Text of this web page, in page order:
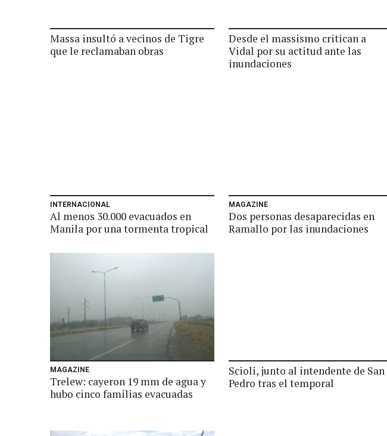
Massa insultó a vecinos de Tigre
que le reclamaban obras
Desde el massismo critican a
Vidal por su actitud ante las
inundaciones
INTERNACIONAL
Al menos 30.000 evacuados en
Manila por una tormenta tropical
MAGAZINE
Dos personas desaparecidas en
Ramallo por las inundaciones
MAGAZINE
Trelew: cayeron 19 mm de agua y
hubo cinco familias evacuadas
Scioli, junto al intendente de San
Pedro tras el temporal